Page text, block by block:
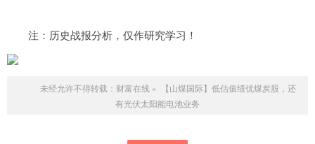
注：历史战报分析，仅作研究学习！
未经允许不得转载： 财富在线 »
【山煤国际】低估值绩优煤炭股，还
有光伏太阳能电池业务